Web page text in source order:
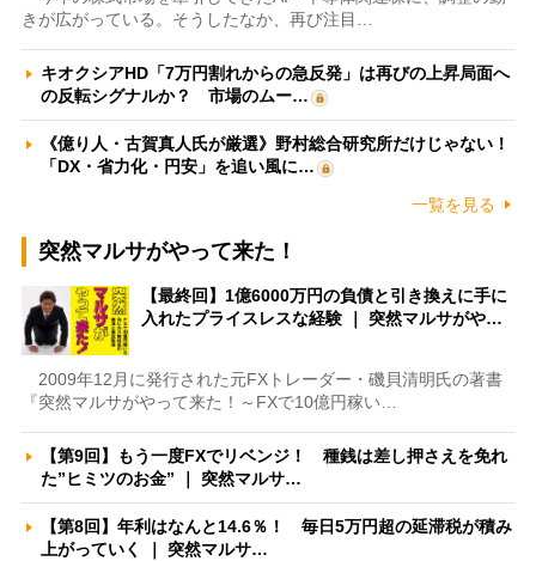
きが広がっている。そうしたなか、再び注目…
キオクシアHD「7万円割れからの急反発」は再びの上昇局面へ
の反転シグナルか？ 市場のムー…
《億り人・古賀真人氏が厳選》野村総合研究所だけじゃない！
「DX・省力化・円安」を追い風に…
一覧を見る
突然マルサがやって来た！
【最終回】1億6000万円の負債と引き換えに手に
入れたプライスレスな経験 ｜ 突然マルサがや…
2009年12月に発行された元FXトレーダー・磯貝清明氏の著書
『突然マルサがやって来た！～FXで10億円稼い…
【第9回】もう一度FXでリベンジ！ 種銭は差し押さえを免れ
た”ヒミツのお金” ｜ 突然マルサ…
【第8回】年利はなんと14.6％！ 毎日5万円超の延滞税が積み
上がっていく ｜ 突然マルサ…